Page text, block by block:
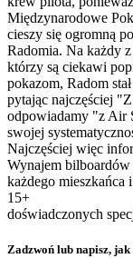
Międzynarodowe
cieszy się ogromną
Radomia. Na każdy
którzy są ciekawi
pokazom, Radom
pytając najczęściej
odpowiadamy "z Air
swojej
Najczęściej więc
Wynajem bilboardów
każdego mieszkańca
15+
doświadczonych
Zadzwoń lub napisz,